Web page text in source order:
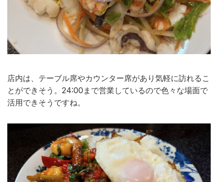
店内は、テーブル席やカウンター席があり気軽に訪れるこ
とができそう。 24:00 まで営業しているので色々な場面で
活用できそうですね。